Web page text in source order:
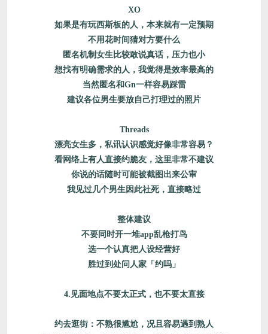
XO
如果是有玩西斯板的人，本来就有一定预期
不用花时间猜对方要什么
匿名机制女生比较敢说真话，压力也小
想找有明确需求的人，我觉得是效率最高的
当然匿名和Gn一样容易踩雷
建议各位男生要放自己打理过的照片
Threads
漂亮女生多，私讯认识感觉好像非常容易？
看网络上有人直接约脆友，这里非常不建议
你说的话随时可能被截图出来公审
我见过几个男生因此社死，直接略过
整体建议
不要同时开一堆app乱枪打鸟
选一个认真把人设经营好
胜过到处问人家「约吗」
4.见面地点不要太正式，也不要太直接
约去逛街：不熟很尴尬，况且容易遇到熟人